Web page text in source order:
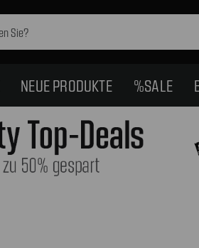
NEUE PRODUKTE %SALE